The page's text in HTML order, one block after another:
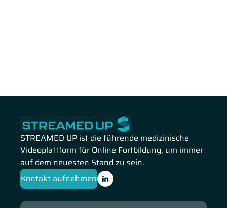
STREAMED UP ist die führende medizinische
Videoplattform für Online Fortbildung, um immer
auf dem neuesten Stand zu sein.
Kontakt aufnehmen